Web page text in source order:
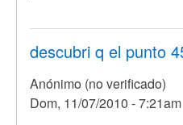
descubri q el punto
Anónimo (no verificado)
Dom, 11/07/2010 - 7:21am